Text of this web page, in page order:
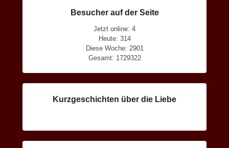
Besucher auf der Seite
Jetzt online: 4
Heute: 314
Diese Woche: 2901
Gesamt: 1729322
Kurzgeschichten über die Liebe